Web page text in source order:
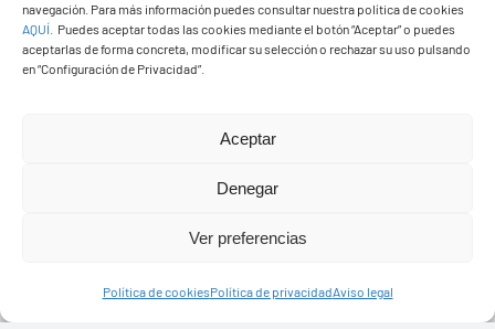
navegación. Para más información puedes consultar nuestra política de cookies
AQUÍ
Puedes aceptar todas las cookies mediante el botón “Aceptar” o puedes
aceptarlas de forma concreta, modificar su selección o rechazar su uso pulsando
en “Configuración de Privacidad”.
Aceptar
Denegar
Ver preferencias
Política de cookiesPolítica de privacidadAviso legal
35570 – Yaiza
Tel:928 83 62 20
© Copyright2026 Ayuntamiento de Yaiza - Todos los